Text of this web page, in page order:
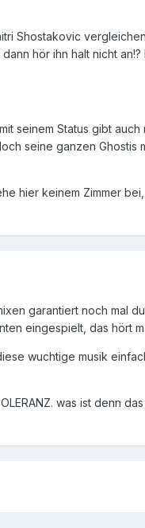
Shostakovic
hör ihn halt nicht
seinem Status gibt
seine ganzen Ghostis
hier keinem Zimmer
garantiert noch mal
eingespielt, das hört
wuchtige musik
was ist denn